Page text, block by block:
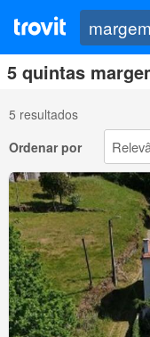
5 quintas
5 resultados
Ordenar por